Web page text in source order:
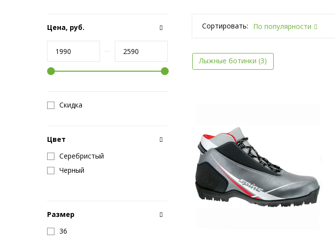
Цена, руб.
Скидка
Цвет
Серебристый
Черный
Размер
36
Сортировать: По популярности
Лыжные ботинки (3)